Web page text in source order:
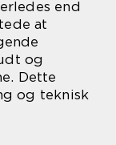
end
at
og
Dette
og teknisk